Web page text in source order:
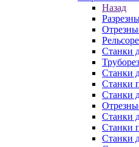
Назад
Станки
Станки
Станки
Станки
Станки
Станки
Станки